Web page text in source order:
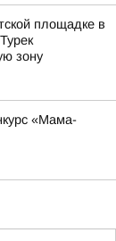
площадке в
зону
«Мама-